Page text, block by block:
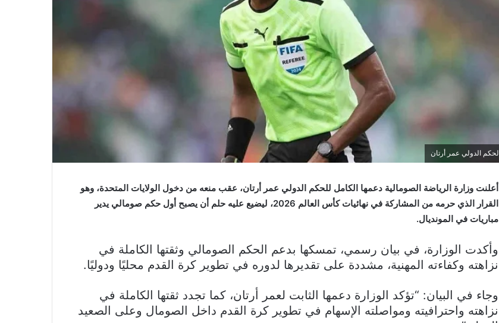
الحكم الدولي عمر أرتان
أعلنت وزارة الرياضة الصومالية دعمها الكامل للحكم الدولي عمر أرتان، عقب منعه من دخول الولايات المتحدة، وهو
القرار الذي حرمه من المشاركة في نهائيات كأس العالم 2026، ليضيع عليه حلم أن يصبح أول حكم صومالي يدير
مباريات في المونديال.
وأكدت الوزارة، في بيان رسمي، تمسكها بدعم الحكم الصومالي وثقتها الكاملة في
نزاهته وكفاءته المهنية، مشددة على تقديرها لدوره في تطوير كرة القدم محليًا ودوليًا.
وجاء في البيان: “تؤكد الوزارة دعمها الثابت لعمر أرتان، كما تجدد ثقتها الكاملة في
نزاهته واحترافيته ومواصلته الإسهام في تطوير كرة القدم داخل الصومال وعلى الصعيد